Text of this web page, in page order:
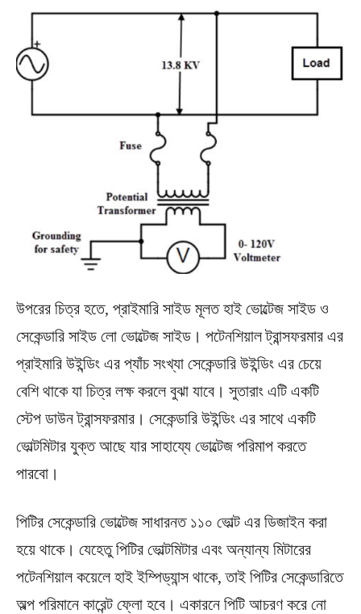
উপরের চিত্র হতে, প্রাইমারি সাইড মূলত হাই ভোল্টেজ সাইড ও
সেকেন্ডারি সাইড লো ভোল্টেজ সাইড। পটেনশিয়াল ট্রান্সফরমার এর
প্রাইমারি উইন্ডিং এর প্যাঁচ সংখ্যা সেকেন্ডারি উইন্ডিং এর চেয়ে
বেশি থাকে যা চিত্র লক্ষ করলে বুঝা যাবে। সুতারাং এটি একটি
স্টেপ ডাউন ট্রান্সফরমার। সেকেন্ডারি উইন্ডিং এর সাথে একটি
ভোল্টমিটার যুক্ত আছে যার সাহায্যে ভোল্টেজ পরিমাপ করতে
পারবো।
পিটির সেকেন্ডারি ভোল্টেজ সাধারনত ১১০ ভোল্ট এর ডিজাইন করা
হয়ে থাকে। যেহেতু পিটির ভোল্টমিটার এবং অন্যান্য মিটারের
পটেনশিয়াল কয়েলে হাই ইম্পিড্যান্স থাকে, তাই পিটির সেকেন্ডারিতে
অল্প পরিমানে কারেন্ট ফ্লো হবে। একারনে পিটি আচরণ করে নো